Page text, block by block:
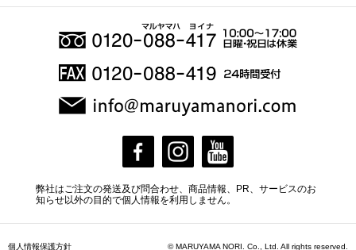
弊社はご注文の発送及び問合わせ、商品情報、PR、サービスのお
知らせ以外の目的で個人情報を利用しません。
個人情報保護方針 © MARUYAMA NORI. Co., Ltd. All rights reserved.